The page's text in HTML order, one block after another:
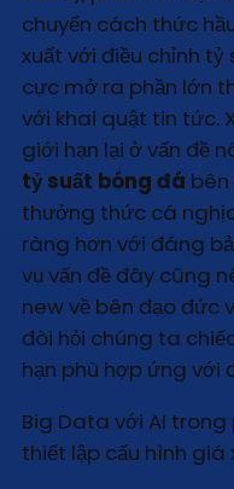
chuyển cách thức
xuất với điều chỉnh
cực mở ra phần lớn
với khai quật tin tức.
giới hạn lại ở vấn đề
tỷ suất bóng đá bên
thưởng thức cá
ràng hơn với đáng
vụ vấn đề đây cũng
new về bên đạo đức
đòi hỏi chúng ta
hạn phù hợp ứng với
Big Data với AI
thiết lập cấu hình